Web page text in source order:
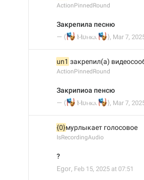
ActionPinnedRound
Закрепила песню
— ⟨
🎭
Ⲙυⲙⲕⲁ
🎭
⟩, Mar 7,
un1 закрепил(а)
ActionPinnedRound
Закрипиоа пенсю
— ⟨
🎭
Ⲙυⲙⲕⲁ
🎭
⟩, Mar 7,
{0}мурлыкает голосовое
IsRecordingAudio
?
Egor, Feb 15, 2025 at 07:51